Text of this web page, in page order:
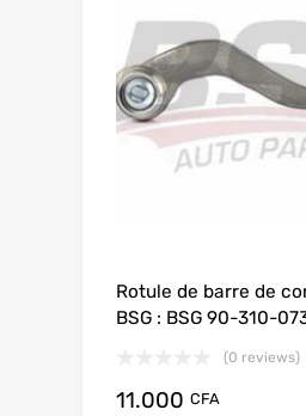
Rotule de barre de
BSG : BSG 90-310-
(0 reviews)
11.000 CFA